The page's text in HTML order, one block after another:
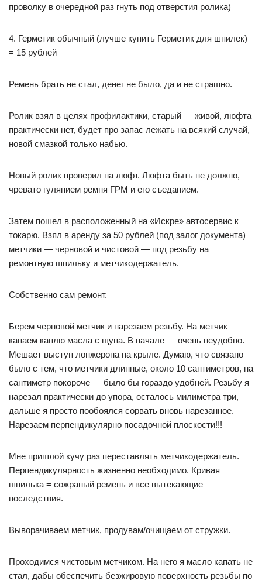
проволку в очередной раз гнуть под отверстия ролика)
4. Герметик обычный (лучше купить Герметик для шпилек)
= 15 рублей
Ремень брать не стал, денег не было, да и не страшно.
Ролик взял в целях профилактики, старый — живой, люфта
практически нет, будет про запас лежать на всякий случай,
новой смазкой только набью.
Новый ролик проверил на люфт. Люфта быть не должно,
чревато гулянием ремня ГРМ и его съеданием.
Затем пошел в расположенный на «Искре» автосервис к
токарю. Взял в аренду за 50 рублей (под залог документа)
метчики — черновой и чистовой — под резьбу на
ремонтную шпильку и метчикодержатель.
Собственно сам ремонт.
Берем черновой метчик и нарезаем резьбу. На метчик
капаем каплю масла с щупа. В начале — очень неудобно.
Мешает выступ лонжерона на крыле. Думаю, что связано
было с тем, что метчики длинные, около 10 сантиметров, на
сантиметр покороче — было бы гораздо удобней. Резьбу я
нарезал практически до упора, осталось милиметра три,
дальше я просто пообоялся сорвать вновь нарезанное.
Нарезаем перпендикулярно посадочной плоскости!!!
Мне пришлой кучу раз переставлять метчикодержатель.
Перпендикулярность жизненно необходимо. Кривая
шпилька = сожраный ремень и все вытекающие
последствия.
Выворачиваем метчик, продувам/очищаем от стружки.
Проходимся чистовым метчиком. На него я масло капать не
стал, дабы обеспечить безжировую поверхность резьбы по